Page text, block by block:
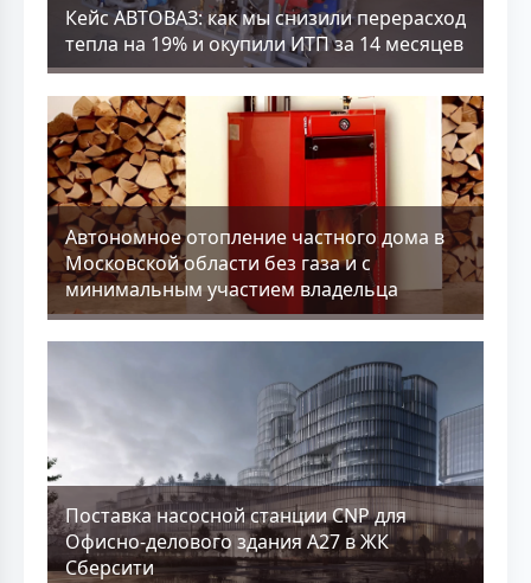
Кейс АВТОВАЗ: как мы снизили перерасход
тепла на 19% и окупили ИТП за 14 месяцев
Aвтономное отопление частного дома в
Московской области без газа и с
минимальным участием владельца
Поставка насосной станции CNP для
Офисно-делового здания А27 в ЖК
Сберсити